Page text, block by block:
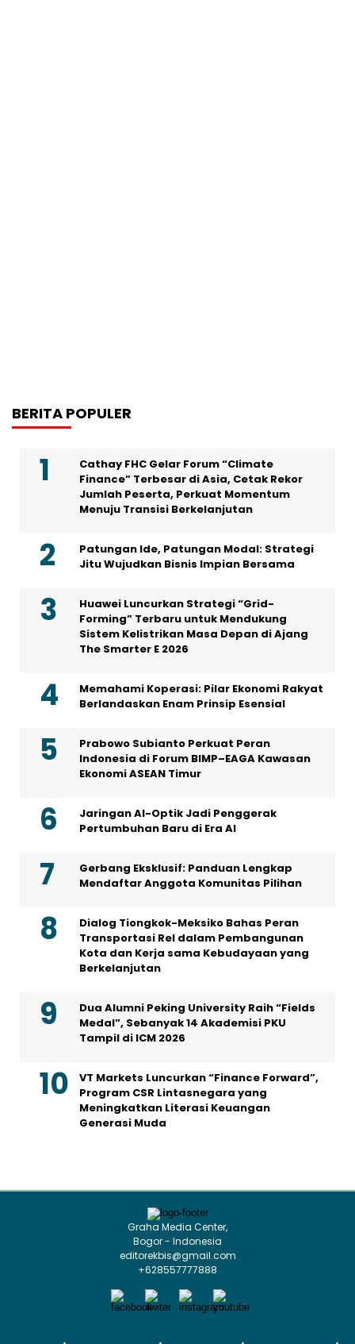
BERITA POPULER
Cathay FHC Gelar Forum “Climate
Finance” Terbesar di Asia, Cetak Rekor
Jumlah Peserta, Perkuat Momentum
Menuju Transisi Berkelanjutan
Patungan Ide, Patungan Modal: Strategi
Jitu Wujudkan Bisnis Impian Bersama
Huawei Luncurkan Strategi “Grid-
Forming” Terbaru untuk Mendukung
Sistem Kelistrikan Masa Depan di Ajang
The Smarter E 2026
Memahami Koperasi: Pilar Ekonomi Rakyat
Berlandaskan Enam Prinsip Esensial
Prabowo Subianto Perkuat Peran
Indonesia di Forum BIMP–EAGA Kawasan
Ekonomi ASEAN Timur
Jaringan AI-Optik Jadi Penggerak
Pertumbuhan Baru di Era AI
Gerbang Eksklusif: Panduan Lengkap
Mendaftar Anggota Komunitas Pilihan
Dialog Tiongkok-Meksiko Bahas Peran
Transportasi Rel dalam Pembangunan
Kota dan Kerja sama Kebudayaan yang
Berkelanjutan
Dua Alumni Peking University Raih “Fields
Medal”, Sebanyak 14 Akademisi PKU
Tampil di ICM 2026
VT Markets Luncurkan “Finance Forward”,
Program CSR Lintasnegara yang
Meningkatkan Literasi Keuangan
Generasi Muda
Graha Media Center,
Bogor - Indonesia
editorekbis@gmail.com
+628557777888